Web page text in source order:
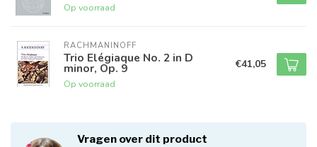
Op voorraad
RACHMANINOFF
Trio Elégiaque No. 2 in D
minor, Op. 9
Op voorraad
€41,05
Vragen over dit product